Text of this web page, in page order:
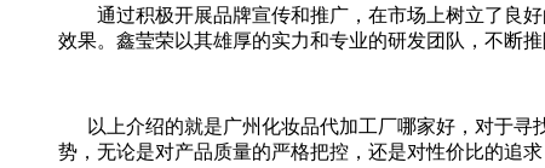
通过积极开展品牌宣传和推广，在市场上树立了良
效果。鑫莹荣以其雄厚的实力和专业的研发团队，不断
以上介绍的就是广州化妆品代加工厂哪家好，对于寻
势，无论是对产品质量的严格把控，还是对性价比的追求